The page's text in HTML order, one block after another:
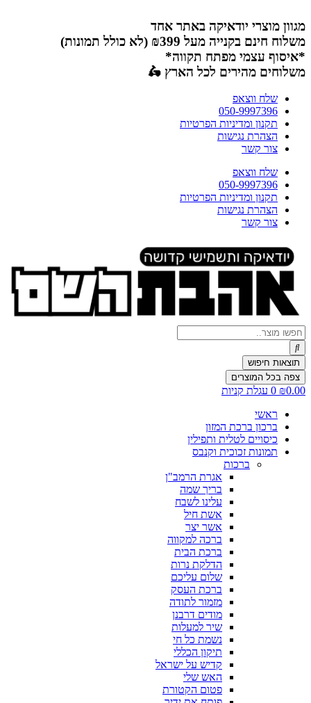
לתוכן
מגוון מוצרי יודאיקה באתר אחד
משלוח חינם בקנייה מעל ₪399 (לא כולל תמונות)
*איסוף עצמי מפתח תקווה*
משלוחים מהירים לכל הארץ 🛵
שלח ווצאפ
050-9997396
תקנון ומדיניות הפרטיות
הצהרת נגישות
צור קשר
שלח ווצאפ
050-9997396
תקנון ומדיניות הפרטיות
הצהרת נגישות
צור קשר
Search
...
תוצאות חיפוש
צפה בכל המוצרים
₪0.00
0 עגלת קניות
ראשי
ברכון ברכת המזון
כיסויים לטלית ותפילין
תמונות זכוכית וקנבס
ברכות
אגרת הרמב"ן
בריך שמה
עלינו לשבח
אשת חיל
אשר יצר
ברכה למקווה
ברכת הבית
הדלקת נרות
שלום עליכם
ברכת העסק
מזמור לתודה
מודים דרבנן
שיר למעלות
נשמת כל חי
תיקון הכללי
קדיש על ישראל
האש שלי
פטום הקטורת